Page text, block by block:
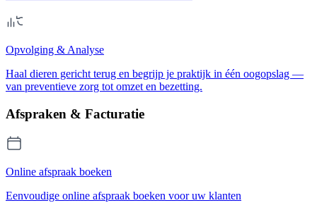
Opvolging & Analyse
Haal dieren gericht terug en begrijp je praktijk in één oogopslag —
van preventieve zorg tot omzet en bezetting.
Afspraken & Facturatie
Online afspraak boeken
Eenvoudige online afspraak boeken voor uw klanten